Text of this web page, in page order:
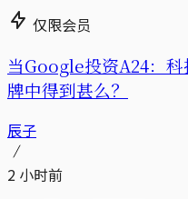
仅限会员
当Google投资A24：
牌中得到甚么？
辰子
2 小时前